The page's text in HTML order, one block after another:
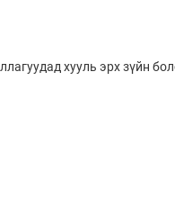
хууль эрх зүйн